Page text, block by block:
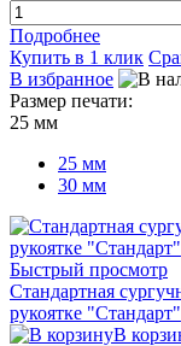
Подробнее
Купить в 1 клик
В избранное
Размер печати:
25 мм
25 мм
30 мм
Быстрый просмотр
Стандартная
рукоятке "Стандарт"
В